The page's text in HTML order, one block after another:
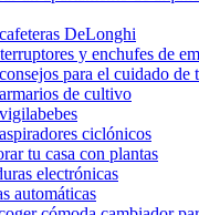
DeLonghi
y enchufes de
para el cuidado de
de cultivo
ciclónicos
tu casa con plantas
electrónicas
automáticas